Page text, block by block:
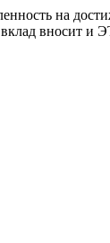
на
вносит и